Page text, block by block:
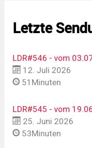
Letzte
LDR#546 - vom
12. Juli 2026
51Minuten
LDR#545 - vom
25. Juni 2026
53Minuten